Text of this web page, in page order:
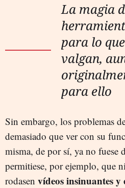
La magia
para lo
valgan,
para ello
Sin embargo, los problemas
demasiado que ver con su
misma, de por sí, ya no fuese
permitiese, por ejemplo, que
rodasen vídeos insinuantes y